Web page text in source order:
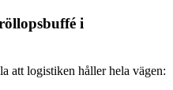
i
att logistiken håller hela vägen: